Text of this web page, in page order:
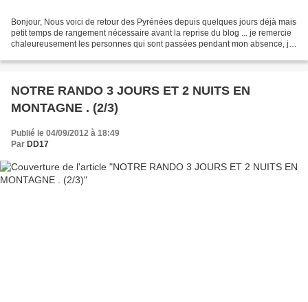
Bonjour, Nous voici de retour des Pyrénées depuis quelques jours déjà mais
petit temps de rangement nécessaire avant la reprise du blog ... je remercie
chaleureusement les personnes qui sont passées pendant mon absence, je
NOTRE RANDO 3 JOURS ET 2 NUITS EN
MONTAGNE . (2/3)
Publié le 04/09/2012 à 18:49
Par DD17